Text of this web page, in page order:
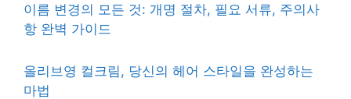
이름 변경의 모든 것: 개명 절차, 필요 서류, 주의사
항 완벽 가이드
올리브영 컬크림, 당신의 헤어 스타일을 완성하는
마법